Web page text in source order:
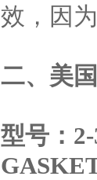
效，因
二、 美
型号：